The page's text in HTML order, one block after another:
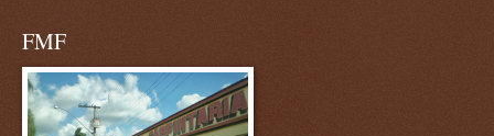
FMF